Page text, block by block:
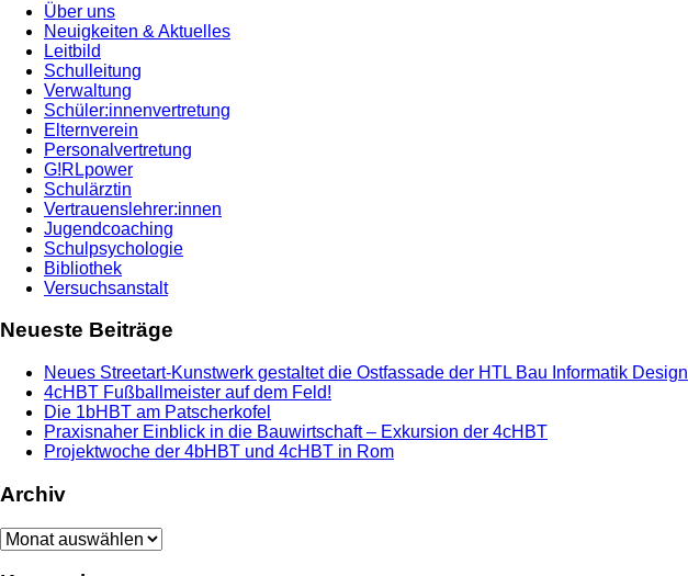
Über uns
Neuigkeiten & Aktuelles
Leitbild
Schulleitung
Verwaltung
Schüler:innenvertretung
Elternverein
Personalvertretung
G!RLpower
Schulärztin
Vertrauenslehrer:innen
Jugendcoaching
Schulpsychologie
Bibliothek
Versuchsanstalt
Neueste Beiträge
Neues Streetart-Kunstwerk gestaltet die Ostfassade der HTL Bau Informatik Design
4cHBT Fußballmeister auf dem Feld!
Die 1bHBT am Patscherkofel
Praxisnaher Einblick in die Bauwirtschaft – Exkursion der 4cHBT
Projektwoche der 4bHBT und 4cHBT in Rom
Archiv
Archiv